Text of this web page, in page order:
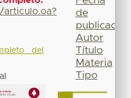
articulo.oa?
del
de
publicación
Autor
Título
Materia
Tipo